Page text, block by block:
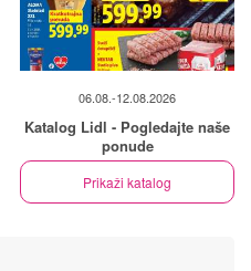
06.08.-12.08.2026
Katalog Lidl - Pogledajte naše
ponude
Prikaži katalog